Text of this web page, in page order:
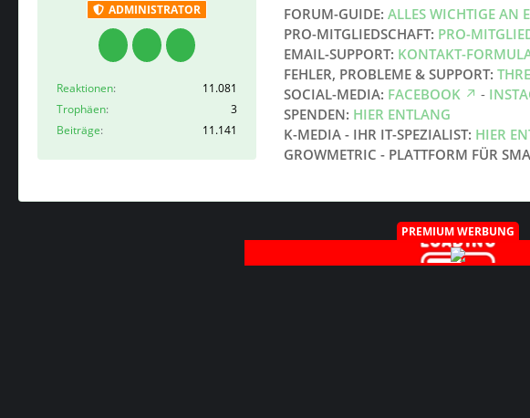
ADMINISTRATOR
Reaktionen
11.081
Trophäen
3
Beiträge
11.141
FORUM-GUIDE: ALLES WICHTIGE AN
PRO-MITGLIEDSCHAFT: PRO-
EMAIL-SUPPORT: KONTAKT-
FEHLER, PROBLEME & SUPPORT:
SOCIAL-MEDIA: FACEBOOK -
SPENDEN: HIER ENTLANG
K-MEDIA - IHR IT-SPEZIALIST: HIER
GROWMETRIC - PLATTFORM FÜR
PREMIUM WERBUNG